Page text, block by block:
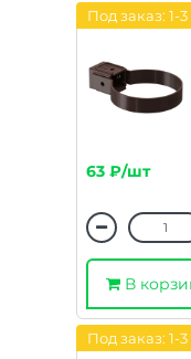
Под заказ: 1-
63 ₽/шт
В
Под заказ: 1-